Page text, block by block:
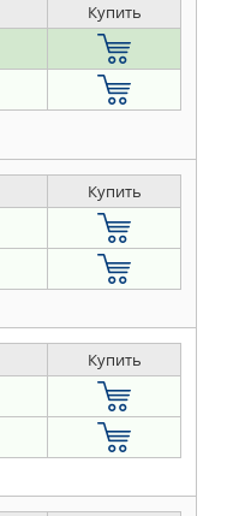
Купить
Купить
Купить